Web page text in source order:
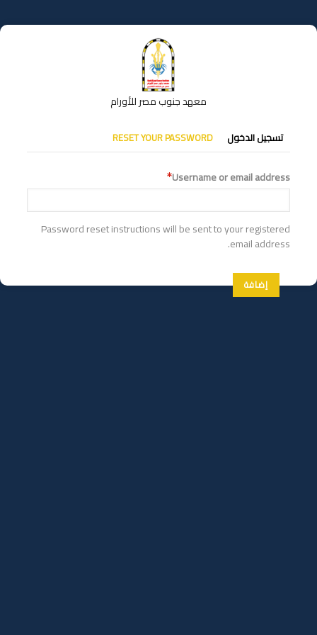
إلى
المحتوى
معهد جنوب مصر للأورام
التبويبات
الأساسية
تسجيل الدخول RESET YOUR PASSWORD
Username or email address
Password reset instructions will be sent to your registered
email address.